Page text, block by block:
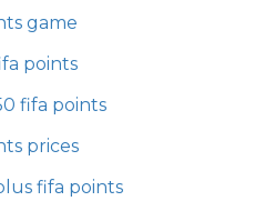
game
points
fifa points
prices
fifa points